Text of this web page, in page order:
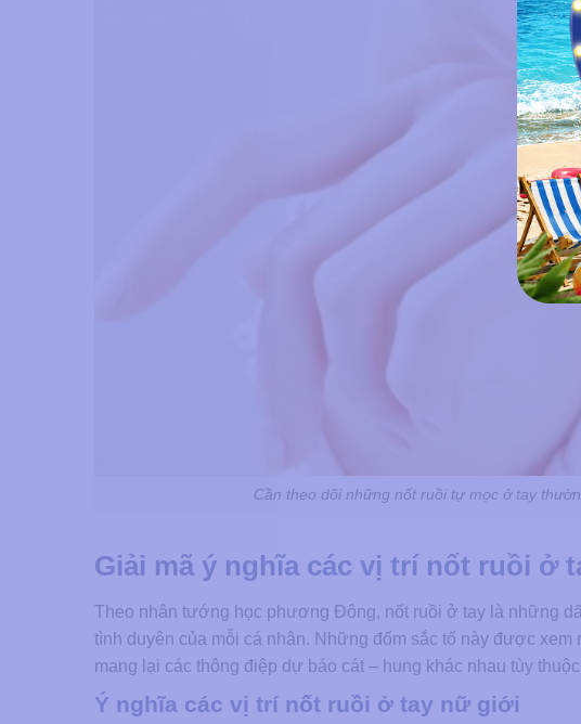
Cần theo dõi những nốt ruồi tự mọc ở tay
Giải mã ý nghĩa các vị trí nốt ruồi ở
Theo nhân tướng học phương Đông, nốt ruồi ở tay là những
tình duyên của mỗi cá nhân. Những đốm sắc tố này được
mang lại các thông điệp dự báo cát – hung khác nhau tùy
Ý nghĩa các vị trí nốt ruồi ở tay nữ giới